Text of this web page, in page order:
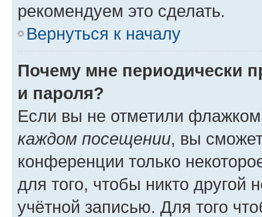
рекомендуем это сделать.
Вернуться к началу
Почему мне периодически
и пароля?
Если вы не отметили
каждом посещении, вы
конференции только
для того, чтобы никто другой
учётной записью. Для того